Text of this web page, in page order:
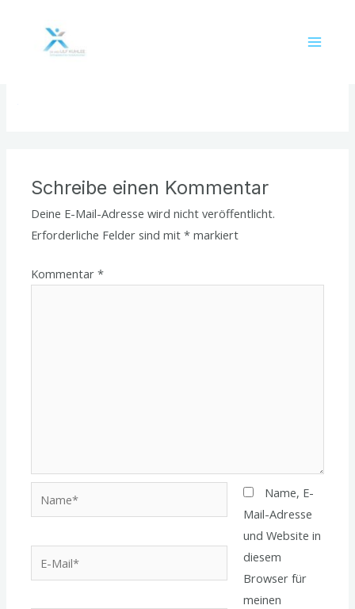
springen
Menu
bg-graphic-1
Schreibe einen Kommentar
Deine E-Mail-Adresse wird nicht veröffentlicht.
Erforderliche Felder sind mit* markiert
Kommentar*
Mail*
Name, E-
Mail-Adresse
und Website in
diesem
Browser für
meinen